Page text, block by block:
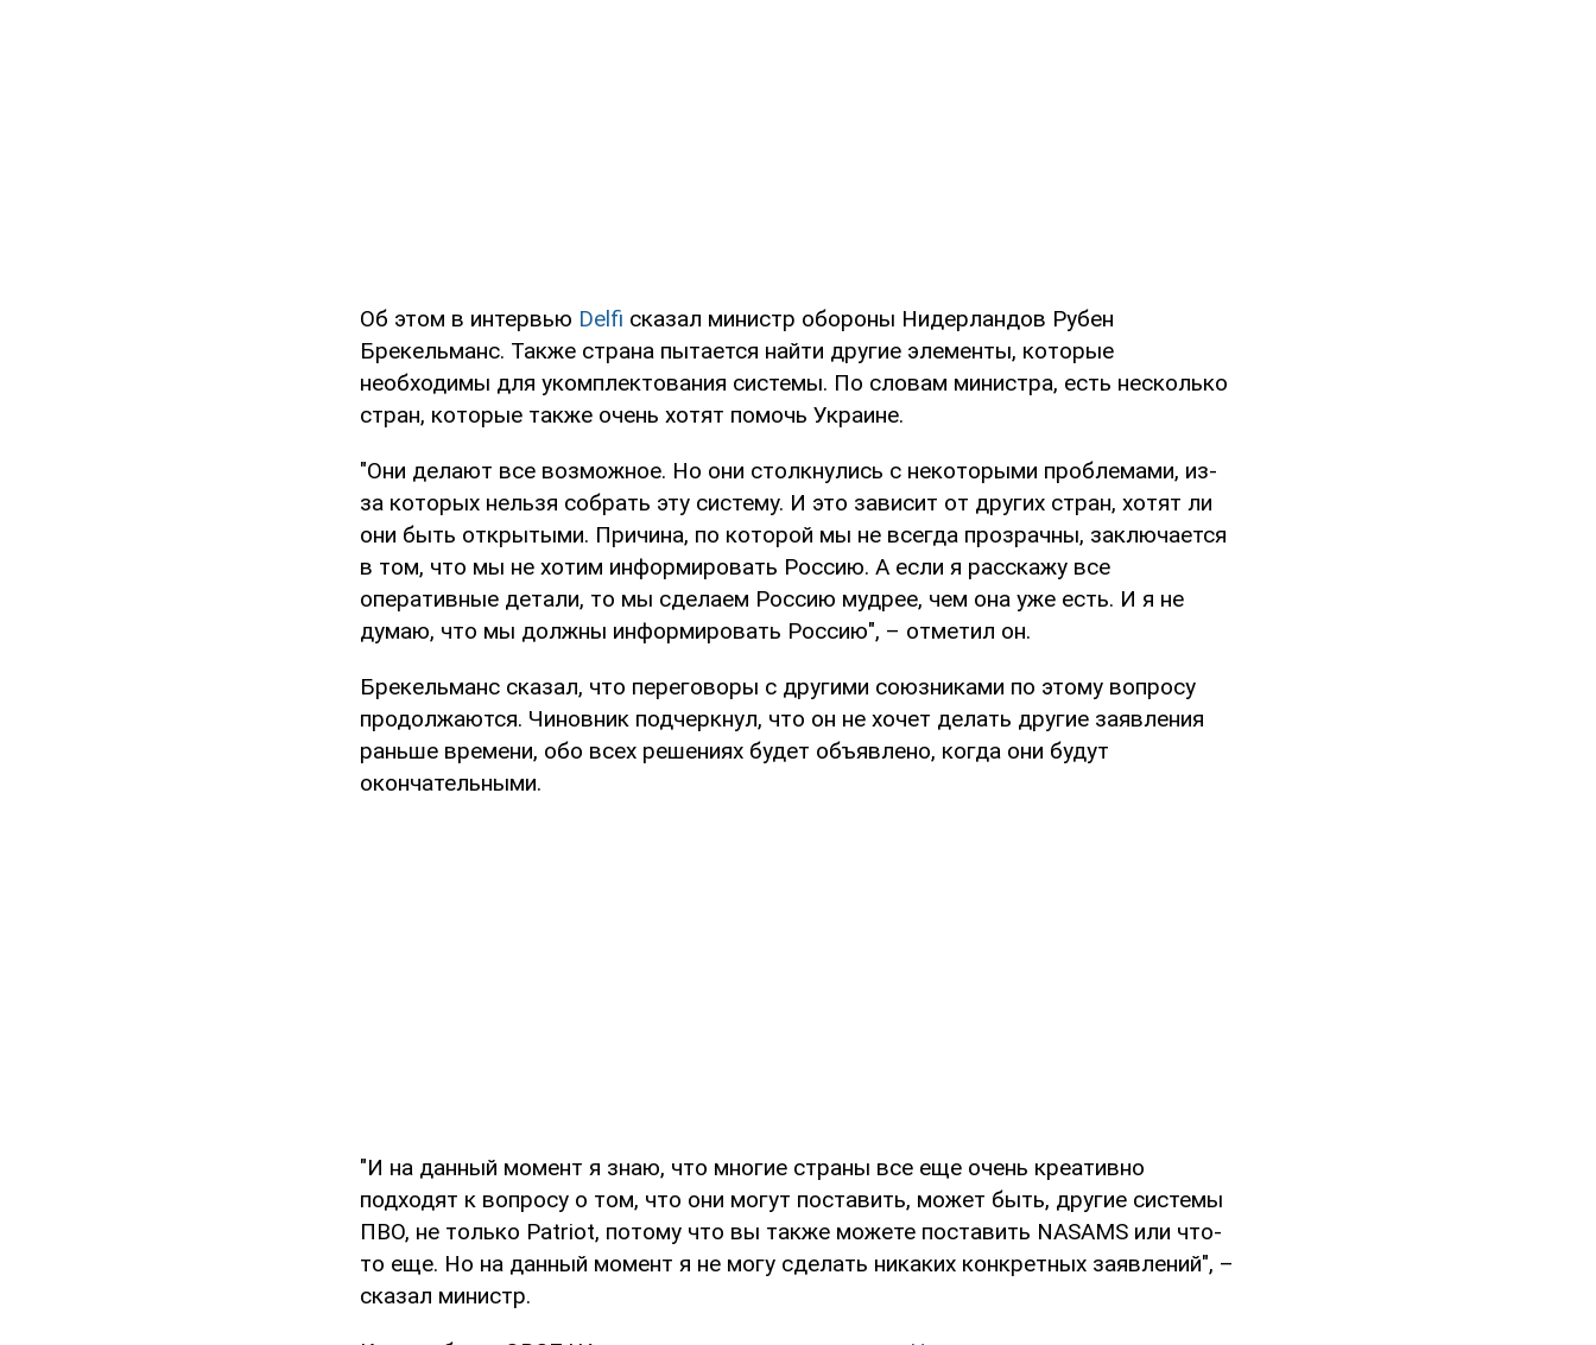
Об этом в интервью Delfi сказал министр обороны Нидерландов Рубен
Брекельманс. Также страна пытается найти другие элементы, которые
необходимы для укомплектования системы. По словам министра, есть несколько
стран, которые также очень хотят помочь Украине.
"Они делают все возможное. Но они столкнулись с некоторыми проблемами, из-
за которых нельзя собрать эту систему. И это зависит от других стран, хотят ли
они быть открытыми. Причина, по которой мы не всегда прозрачны, заключается
в том, что мы не хотим информировать Россию. А если я расскажу все
оперативные детали, то мы сделаем Россию мудрее, чем она уже есть. И я не
думаю, что мы должны информировать Россию", – отметил он.
Брекельманс сказал, что переговоры с другими союзниками по этому вопросу
продолжаются. Чиновник подчеркнул, что он не хочет делать другие заявления
раньше времени, обо всех решениях будет объявлено, когда они будут
окончательными.
"И на данный момент я знаю, что многие страны все еще очень креативно
подходят к вопросу о том, что они могут поставить, может быть, другие системы
ПВО, не только Patriot, потому что вы также можете поставить NASAMS или что-
то еще. Но на данный момент я не могу сделать никаких конкретных заявлений", –
сказал министр.